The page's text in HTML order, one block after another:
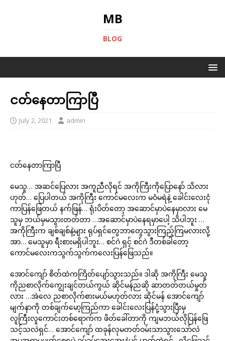
MB
BLOG
ငတ်နေတာကြာပြီ
July 2, 2021 admin
ငတ်နေတာကြာပြီ
မေသူ… အဆင်ပြေလား အကူညီလိုရင် အကိုကြီးကိုပြောနော် သိလား
ဟုတ်… ပြေပါတယ် အကိုကြီး ကောင်မလေးက မဝံမရဲနဲ့ ခေါင်းလေးငုံ
ကာပြန်ဖြေတယ် နက်ဖြန်… ရုံးပိတ်တော့ အဆောင်မှာပဲနေမှာလား မေ
သူမှ ဘယ်မှမသွားတတ်တာ …အဆောင်မှာပဲနေရမှာပေါ့ သိပါဘူး …
အကိုကြီးက ချစ်ချစ်နဲ့များ ရုပ်ရှင်တွေဘာတွေသွားကြည့်ကြမလားလို့
အာ… မေသူမှာ ရီးစားမရှိပါဘူး… စင်ဂဲ ရှင့် စင်ဂဲ ဒီတစ်ခါတော့
ကောင်မလေးကသွက်သွက်ကလေးပြန်ဖြေသည်။
အောင်ကျော် စိတ်ထဲကကြိတ်ပျော်သွားသည်။ ဒါဆို အကိုကြီး မေသူ
ကိုညစာလိုက်ကျွေးချင်တယ်ကွယ် ဆိုင်မန်ညဆို ဆာတတ်တယ်မှုတ်
လား …အဲလေ ညစာလိုက်စားမယ်မဟုတ်လား ဆိုင်မန် အောင်ကျော်
မျက်နာကို တစ်ချက်မော့ကြည်ကာ ခေါင်းလေးပြန်ငုံ့သွားပြီးမှ
လူကြီးလူကောင်းတစ်ရောက်က ဖိတ်ခေါ်တာကို ကျမဘယ်လိုပြန်ဖြေ
သင့်သလဲရှင်… အောင်ကျော် ထခုန်လုမတတ်ဝမ်းသာသွားသော်လဲ